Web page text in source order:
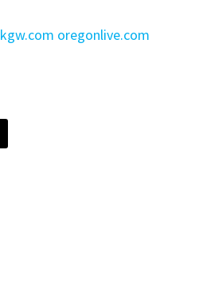
kgw.com oregonlive.com